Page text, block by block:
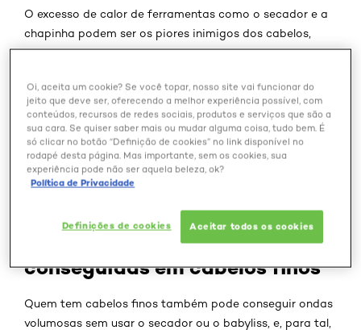
O excesso de calor de ferramentas como o secador e a
chapinha podem ser os piores inimigos dos cabelos,
deixando-os ressecados e quebradiços. Quem quer
simplesmente quer sair mais depressa de casa, pode
apostar em deixar os fios secarem naturalmente,
seguindo algumas dicas para ficar com mechas super
definidas e brilhosas. Confira 12 técnicas infalíveis para
conseguir um efeito livre de frizz de acordo com o seu
tipo de fio e efeito pretendido!
1 - Ondas despojadas e
volumosas também podem ser
conseguidas em cabelos finos
Quem tem cabelos finos também pode conseguir ondas
volumosas sem usar o secador ou o babyliss, e, para tal,
Oi, aceita um cookie? Se você topar, nosso site vai funcionar do
jeito que deve ser, oferecendo a melhor experiência possível, com
conteúdos, recursos de redes sociais, produtos e serviços que são a
sua cara. Se quiser saber mais ou mudar alguma coisa, tudo bem. É
só clicar no botão “Definição de cookies” no link disponível no
rodapé desta página. Mas importante, sem os cookies, sua
experiência pode não ser aquela beleza, ok?
Política de Privacidade
Definições de cookies Aceitar todos os cookies